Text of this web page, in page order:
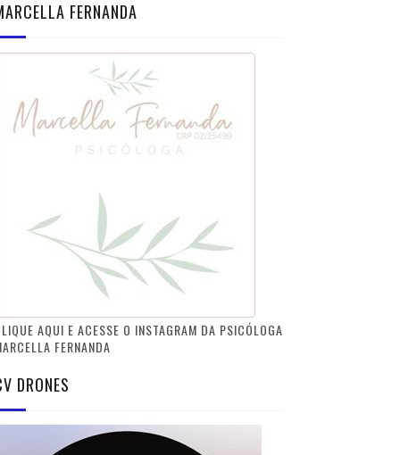
FERNANDA
AQUI E ACESSE O INSTAGRAM DA PSICÓLOGA
FERNANDA
DRONES